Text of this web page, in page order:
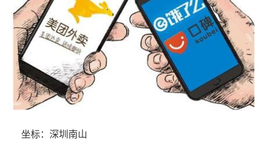
坐标：深圳南山